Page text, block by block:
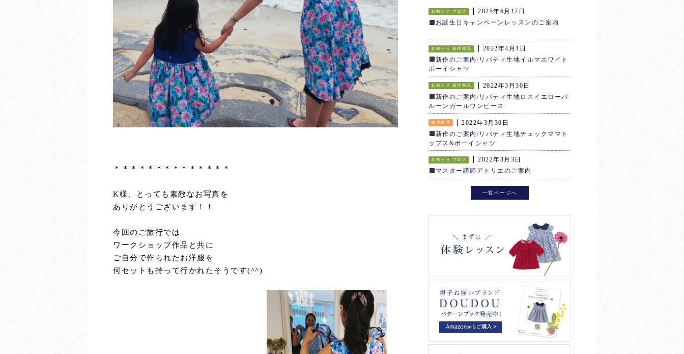
＊＊＊＊＊＊＊＊＊＊＊＊＊＊
K様、とっても素敵なお写真を
ありがとうございます！！
今回のご旅行では
ワークショップ作品と共に
ご自分で作られたお洋服を
何セットも持って行かれたそうです(^^)
お知らせ ブログ
2025年6月17日
お誕生日キャンペーンレッスンのご案内
お知らせ 新作商品
2022年4月1日
新作のご案内/リバティ生地イルマホワイト
ボーイシャツ
お知らせ 新作商品
2022年3月30日
新作のご案内/リバティ生地ロスイエローバ
ルーンガールワンピース
新作商品
2022年3月30日
新作のご案内/リバティ生地チェックママト
ップス&ボーイシャツ
お知らせ ブログ
2022年3月3日
マスター講師アトリエのご案内
一覧ページへ